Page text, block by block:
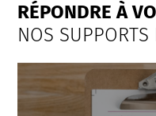
RÉPONDRE À
NOS SUPPORTS